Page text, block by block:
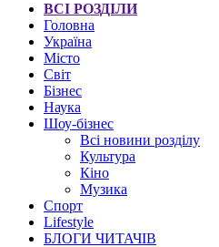
ВСІ РОЗДІЛИ
Головна
Україна
Місто
Світ
Бізнес
Наука
Шоу-бізнес
Всі новини розділу
Культура
Кіно
Музика
Спорт
Lifestyle
БЛОГИ ЧИТАЧІВ